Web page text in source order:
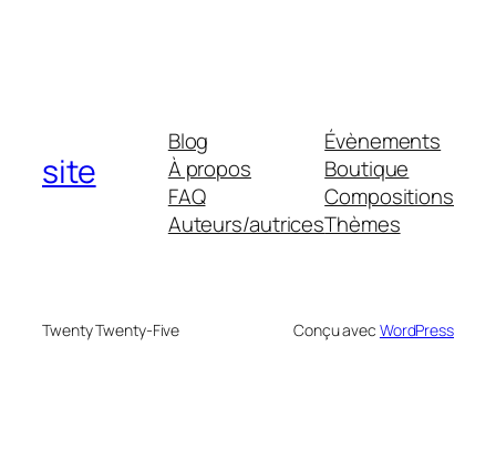
site
Blog
À propos
FAQ
Auteurs/autrices
Évènements
Boutique
Compositions
Thèmes
Twenty Twenty-Five Conçu avec WordPress